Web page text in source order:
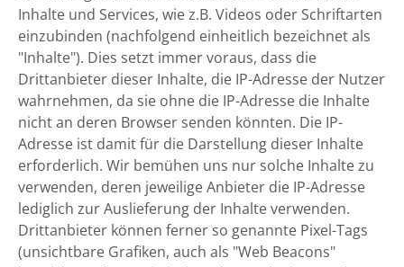
Inhalte und Services, wie z.B. Videos oder Schriftarten
einzubinden (nachfolgend einheitlich bezeichnet als
"Inhalte"). Dies setzt immer voraus, dass die
Drittanbieter dieser Inhalte, die IP-Adresse der Nutzer
wahrnehmen, da sie ohne die IP-Adresse die Inhalte
nicht an deren Browser senden könnten. Die IP-
Adresse ist damit für die Darstellung dieser Inhalte
erforderlich. Wir bemühen uns nur solche Inhalte zu
verwenden, deren jeweilige Anbieter die IP-Adresse
lediglich zur Auslieferung der Inhalte verwenden.
Drittanbieter können ferner so genannte Pixel-Tags
(unsichtbare Grafiken, auch als "Web Beacons"